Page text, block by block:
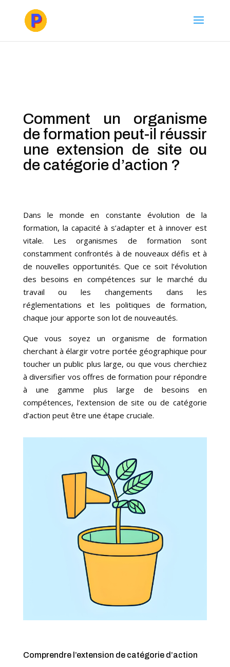
Comment un organisme
de formation peut-il réussir
une extension de site ou
de catégorie d’action ?
Dans le monde en constante évolution de la
formation, la capacité à s’adapter et à innover est
vitale. Les organismes de formation sont
constamment confrontés à de nouveaux défis et à
de nouvelles opportunités. Que ce soit l’évolution
des besoins en compétences sur le marché du
travail ou les changements dans les
réglementations et les politiques de formation,
chaque jour apporte son lot de nouveautés.
Que vous soyez un organisme de formation
cherchant à élargir votre portée géographique pour
toucher un public plus large, ou que vous cherchiez
à diversifier vos offres de formation pour répondre
à une gamme plus large de besoins en
compétences, l’extension de site ou de catégorie
d’action peut être une étape cruciale.
Comprendre l’extension de catégorie d’action